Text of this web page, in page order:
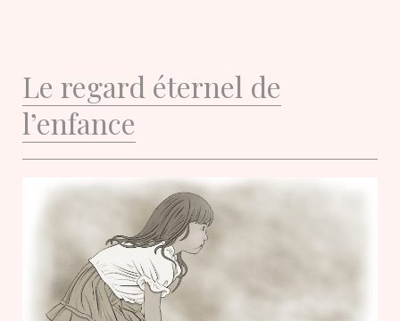
Le regard éternel de
l’enfance